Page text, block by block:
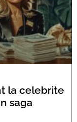
la celebrite
saga